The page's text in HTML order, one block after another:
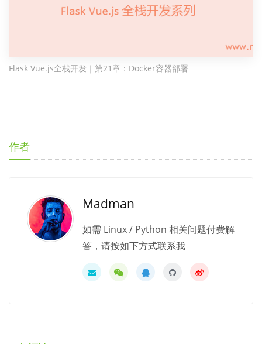
Flask Vue.js全栈开发｜第21章：Docker容器部署
作者
Madman
如需 Linux / Python 相关问题付费解
答，请按如下方式联系我